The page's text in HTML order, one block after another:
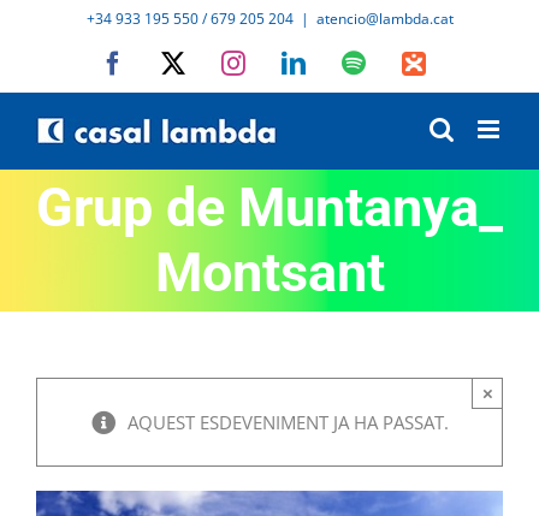
+34 933 195 550 / 679 205 204 | atencio@lambda.cat
Facebook InstagramLinkedInSpotifyIVoox
Grup de Muntanya_
Montsant
AQUEST ESDEVENIMENT JA HA PASSAT.
×